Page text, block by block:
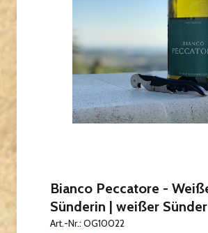
Bianco Peccatore -
Sünderin | weißer Sünder
Art.-Nr.: OG10022